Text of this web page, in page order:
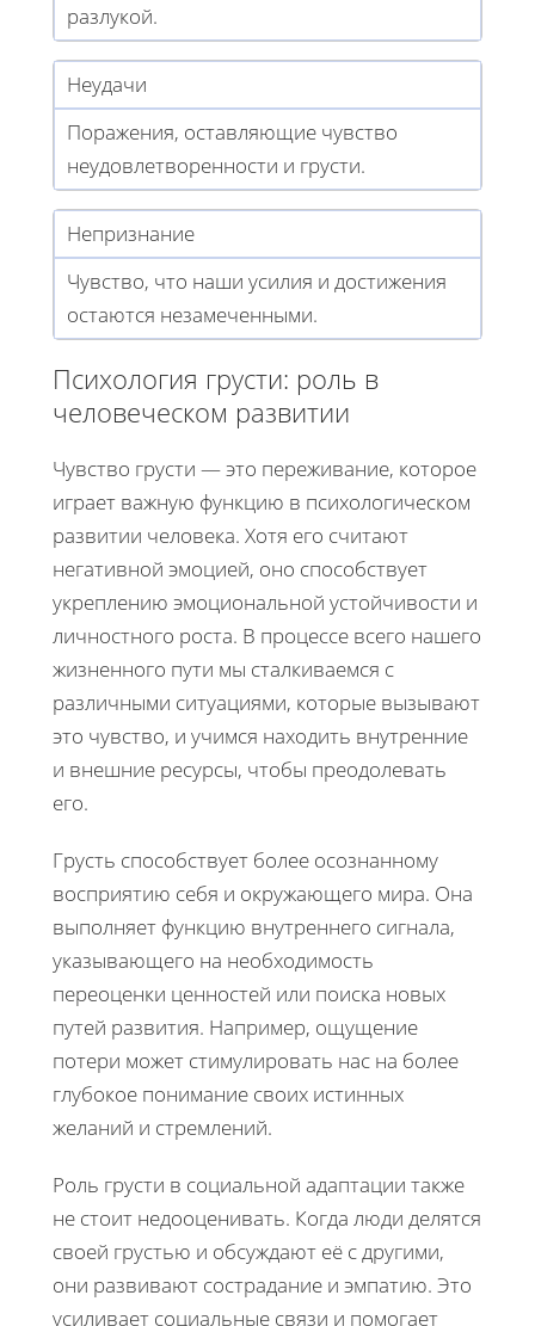
разлукой.
Неудачи
Поражения, оставляющие чувство
неудовлетворенности и грусти.
Непризнание
Чувство, что наши усилия и достижения
остаются незамеченными.
Психология грусти: роль в
человеческом развитии
Чувство грусти — это переживание, которое
играет важную функцию в психологическом
развитии человека. Хотя его считают
негативной эмоцией, оно способствует
укреплению эмоциональной устойчивости и
личностного роста. В процессе всего нашего
жизненного пути мы сталкиваемся с
различными ситуациями, которые вызывают
это чувство, и учимся находить внутренние
и внешние ресурсы, чтобы преодолевать
его.
Грусть способствует более осознанному
восприятию себя и окружающего мира. Она
выполняет функцию внутреннего сигнала,
указывающего на необходимость
переоценки ценностей или поиска новых
путей развития. Например, ощущение
потери может стимулировать нас на более
глубокое понимание своих истинных
желаний и стремлений.
Роль грусти в социальной адаптации также
не стоит недооценивать. Когда люди делятся
своей грустью и обсуждают её с другими,
они развивают сострадание и эмпатию. Это
усиливает социальные связи и помогает